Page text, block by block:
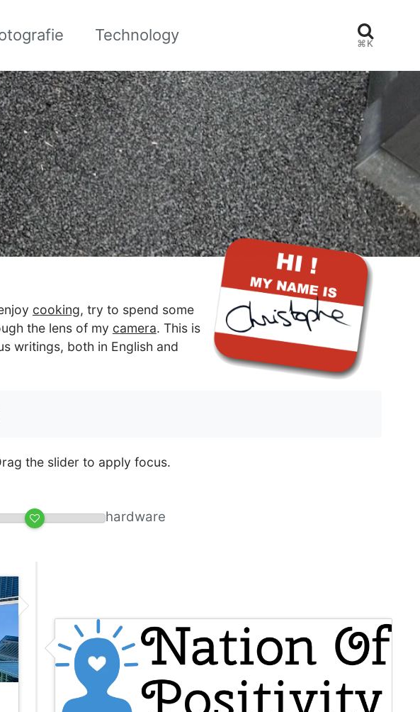
Technology ⌘K
cooking, try to spend some
the lens of my camera. This is
writings, both in English and
the slider to apply focus.
hardware